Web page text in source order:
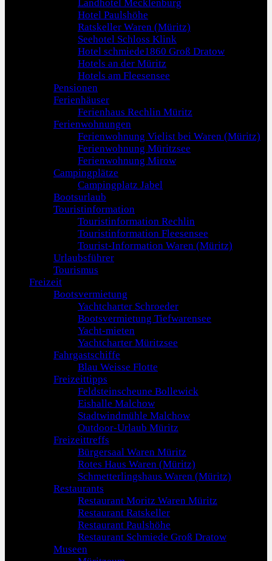
Landhotel Mecklenburg
Hotel Paulshöhe
Ratskeller Waren (Müritz)
Seehotel Schloss Klink
Hotel schmiede1860 Groß Dratow
Hotels an der Müritz
Hotels am Fleesensee
Pensionen
Ferienhäuser
Ferienhaus Rechlin Müritz
Ferienwohnungen
Ferienwohnung Vielist bei Waren (Müritz)
Ferienwohnung Müritzsee
Ferienwohnung Mirow
Campingplätze
Campingplatz Jabel
Bootsurlaub
Touristinformation
Touristinformation Rechlin
Touristinformation Fleesensee
Tourist-Information Waren (Müritz)
Urlaubsführer
Tourismus
Freizeit
Bootsvermietung
Yachtcharter Schroeder
Bootsvermietung Tiefwarensee
Yacht-mieten
Yachtcharter Müritzsee
Fahrgastschiffe
Blau Weisse Flotte
Freizeittipps
Feldsteinscheune Bollewick
Eishalle Malchow
Stadtwindmühle Malchow
Outdoor-Urlaub Müritz
Freizeittreffs
Bürgersaal Waren Müritz
Rotes Haus Waren (Müritz)
Schmetterlingshaus Waren (Müritz)
Restaurants
Restaurant Moritz Waren Müritz
Restaurant Ratskeller
Restaurant Paulshöhe
Restaurant Schmiede Groß Dratow
Museen